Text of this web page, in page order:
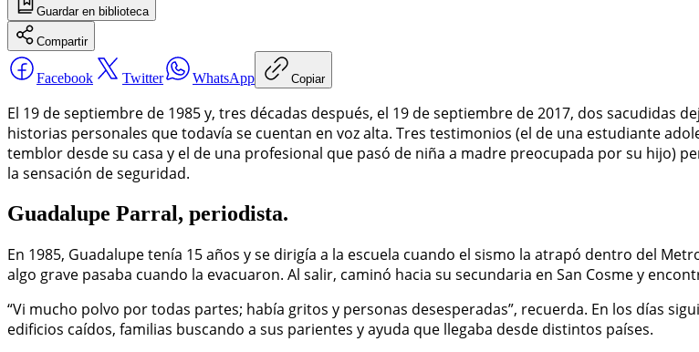
Guardar en biblioteca
Compartir
Facebook Twitter WhatsApp Copiar
El 19 de septiembre de 1985 y, tres décadas después, el 19 de septiembre de 2017, dos sacudidas
historias personales que todavía se cuentan en voz alta. Tres testimonios (el de una estudiante
temblor desde su casa y el de una profesional que pasó de niña a madre preocupada por su hijo)
la sensación de seguridad.
Guadalupe Parral, periodista.
En 1985, Guadalupe tenía 15 años y se dirigía a la escuela cuando el sismo la atrapó dentro del
algo grave pasaba cuando la evacuaron. Al salir, caminó hacia su secundaria en San Cosme y
“Vi mucho polvo por todas partes; había gritos y personas desesperadas”, recuerda. En los días
edificios caídos, familias buscando a sus parientes y ayuda que llegaba desde distintos países.